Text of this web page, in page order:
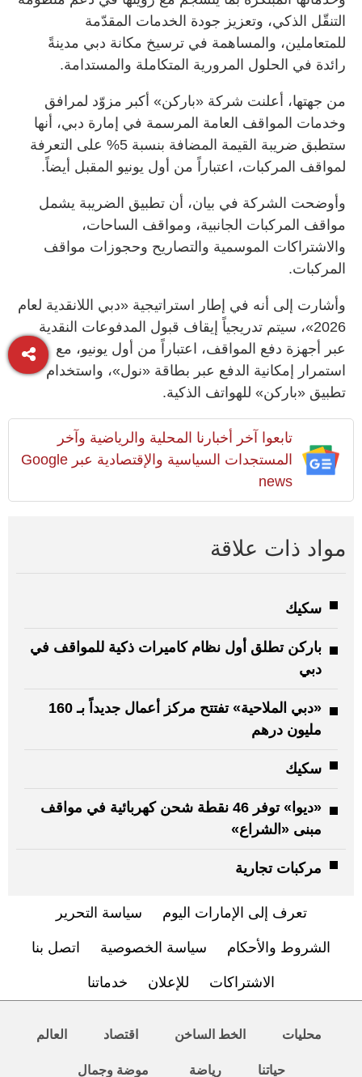
التنقّل الذكي، وتعزيز جودة الخدمات المقدّمة
للمتعاملين، والمساهمة في ترسيخ مكانة دبي مدينةً
رائدة في الحلول المرورية المتكاملة والمستدامة.
من جهتها، أعلنت شركة «باركن» أكبر مزوّد لمرافق
وخدمات المواقف العامة المرسمة في إمارة دبي، أنها
ستطبق ضريبة القيمة المضافة بنسبة 5% على التعرفة
لمواقف المركبات، اعتباراً من أول يونيو المقبل أيضاً.
وأوضحت الشركة في بيان، أن تطبيق الضريبة يشمل
مواقف المركبات الجانبية، ومواقف الساحات،
والاشتراكات الموسمية والتصاريح وحجوزات مواقف
المركبات.
وأشارت إلى أنه في إطار استراتيجية «دبي اللانقدية لعام
2026»، سيتم تدريجياً إيقاف قبول المدفوعات النقدية
عبر أجهزة دفع المواقف، اعتباراً من أول يونيو، مع
استمرار إمكانية الدفع عبر بطاقة «نول»، واستخدام
تطبيق «باركن» للهواتف الذكية.
تابعوا آخر أخبارنا المحلية والرياضية وآخر
المستجدات السياسية والإقتصادية عبر Google
news
مواد ذات علاقة
سكيك
باركن تطلق أول نظام كاميرات ذكية للمواقف في
دبي
«دبي الملاحية» تفتتح مركز أعمال جديداً بـ 160
مليون درهم
سكيك
«ديوا» توفر 46 نقطة شحن كهربائية في مواقف
مبنى «الشراع»
مركبات تجارية
تعرف إلى الإمارات اليوم سياسة التحرير
الشروط والأحكام سياسة الخصوصية اتصل بنا
الاشتراكات للإعلان خدماتنا
محليات الخط الساخن اقتصاد العالم
حياتنا رياضة موضة وجمال